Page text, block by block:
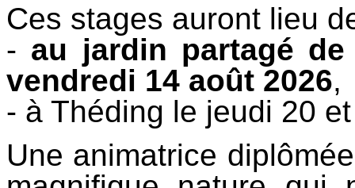
Ces stages auront lieu
- au jardin partagé
vendredi 14 août 2026,
- à Théding le jeudi 20
Une animatrice